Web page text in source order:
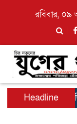
রবিবার,
Headline
প্রধানমন্ত্রী